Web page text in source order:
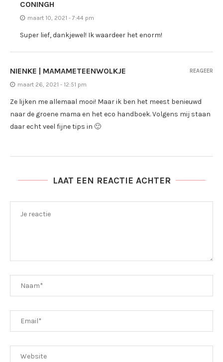
CONINGH
maart 10, 2021 - 7:44 pm
Super lief, dankjewel! Ik waardeer het enorm!
NIENKE | MAMAMETEENWOLKJE
maart 26, 2021 - 12:51 pm
Ze lijken me allemaal mooi! Maar ik ben het meest benieuwd
naar de groene mama en het eco handboek. Volgens mij staan
daar echt veel fijne tips in 🙂
REAGEER
LAAT EEN REACTIE ACHTER